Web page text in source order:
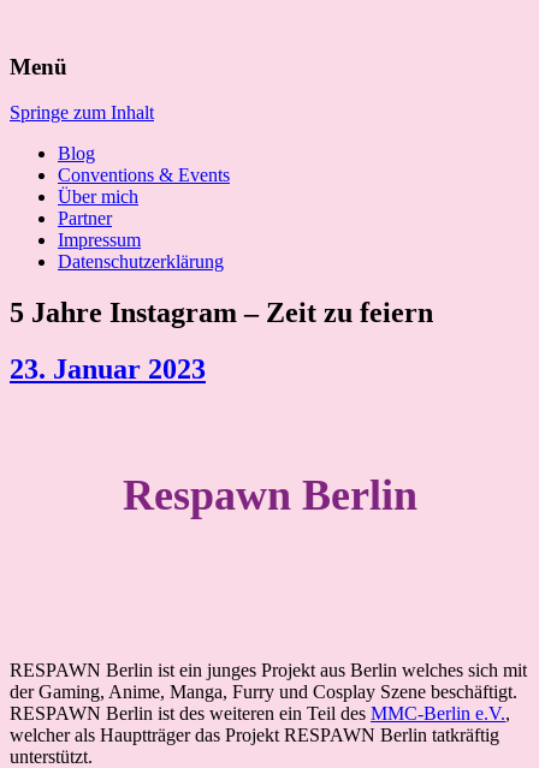
nach:
Menü
Springe zum Inhalt
Blog
Conventions & Events
Über mich
Partner
Impressum
Datenschutzerklärung
5 Jahre Instagram – Zeit zu feiern
23. Januar 2023
Respawn Berlin
RESPAWN Berlin ist ein junges Projekt aus Berlin welches sich mit
der Gaming, Anime, Manga, Furry und Cosplay Szene beschäftigt.
RESPAWN Berlin ist des weiteren ein Teil des MMC-Berlin e.V.,
welcher als Hauptträger das Projekt RESPAWN Berlin tatkräftig
unterstützt.